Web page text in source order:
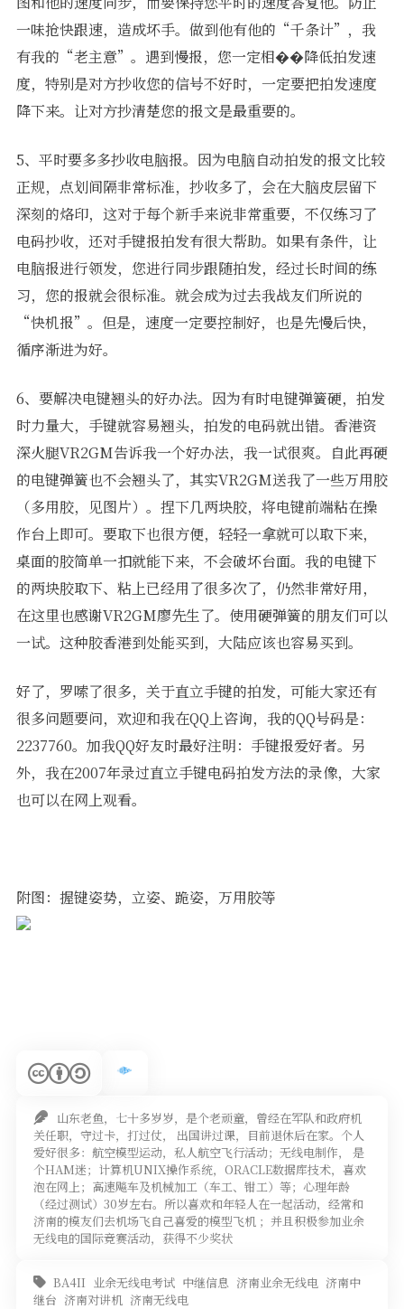
一味抢快跟速，造成坏手。做到他有他的“千条计”，我
有我的“老主意”。遇到慢报，您一定相��降低拍发速
度，特别是对方抄收您的信号不好时，一定要把拍发速度
降下来。让对方抄清楚您的报文是最重要的。
5、平时要多多抄收电脑报。因为电脑自动拍发的报文比较
正规，点划间隔非常标准，抄收多了，会在大脑皮层留下
深刻的烙印，这对于每个新手来说非常重要，不仅练习了
电码抄收，还对手键报拍发有很大帮助。如果有条件，让
电脑报进行领发，您进行同步跟随拍发，经过长时间的练
习，您的报就会很标准。就会成为过去我战友们所说的
“快机报”。但是，速度一定要控制好，也是先慢后快，
循序渐进为好。
6、要解决电键翘头的好办法。因为有时电键弹簧硬，拍发
时力量大，手键就容易翘头，拍发的电码就出错。香港资
深火腿VR2GM告诉我一个好办法，我一试很爽。自此再硬
的电键弹簧也不会翘头了，其实VR2GM送我了一些万用胶
（多用胶，见图片）。捏下几两块胶，将电键前端粘在操
作台上即可。要取下也很方便，轻轻一拿就可以取下来，
桌面的胶简单一扣就能下来，不会破坏台面。我的电键下
的两块胶取下、粘上已经用了很多次了，仍然非常好用，
在这里也感谢VR2GM廖先生了。使用硬弹簧的朋友们可以
一试。这种胶香港到处能买到，大陆应该也容易买到。
好了，罗嗦了很多，关于直立手键的拍发，可能大家还有
很多问题要问，欢迎和我在QQ上咨询，我的QQ号码是：
2237760。加我QQ好友时最好注明：手键报爱好者。另
外，我在2007年录过直立手键电码拍发方法的录像，大家
也可以在网上观看。
附图：握键姿势，立姿、跪姿，万用胶等
山东老鱼，七十多岁岁，是个老顽童，曾经在军队和政府机
关任职，守过卡，打过仗， 出国讲过课，目前退休后在家。个人
爱好很多：航空模型运动，私人航空飞行活动；无线电制作， 是
个HAM迷；计算机UNIX操作系统，ORACLE数据库技术，喜欢
泡在网上；高速飚车及机械加工（车工、钳工）等；心理年龄
（经过测试）30岁左右。所以喜欢和年轻人在一起活动，经常和
济南的模友们去机场飞自己喜爱的模型飞机 ；并且积极参加业余
无线电的国际竞赛活动，获得不少奖状
BA4II 业余无线电考试 中继信息 济南业余无线电 济南中
继台 济南对讲机 济南无线电